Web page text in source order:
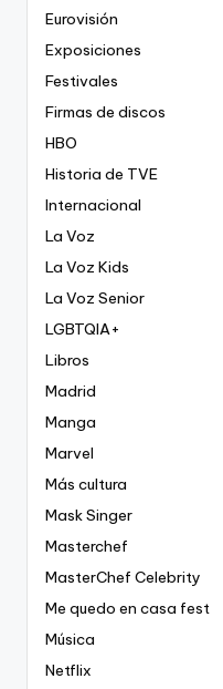
Eurovisión
Exposiciones
Festivales
Firmas de discos
HBO
Historia de TVE
Internacional
La Voz
La Voz Kids
La Voz Senior
LGBTQIA+
Libros
Madrid
Manga
Marvel
Más cultura
Mask Singer
Masterchef
MasterChef Celebrity
Me quedo en casa fest
Música
Netflix